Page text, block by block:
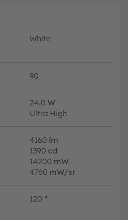
White
90
24.0 W
Ultra High
4160 lm
1390 cd
14200 mW
4760 mW/sr
120 °